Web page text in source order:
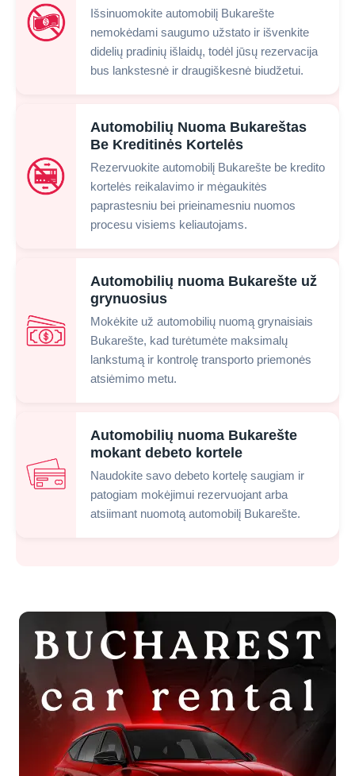
Išsinuomokite automobilį Bukarešte
nemokėdami saugumo užstato ir išvenkite
didelių pradinių išlaidų, todėl jūsų rezervacija
bus lankstesnė ir draugiškesnė biudžetui.
Automobilių Nuoma Bukareštas
Be Kreditinės Kortelės
Rezervuokite automobilį Bukarešte be kredito
kortelės reikalavimo ir mėgaukitės
paprastesniu bei prieinamesniu nuomos
procesu visiems keliautojams.
Automobilių nuoma Bukarešte už
grynuosius
Mokėkite už automobilių nuomą grynaisiais
Bukarešte, kad turėtumėte maksimalų
lankstumą ir kontrolę transporto priemonės
atsiėmimo metu.
Automobilių nuoma Bukarešte
mokant debeto kortele
Naudokite savo debeto kortelę saugiam ir
patogiam mokėjimui rezervuojant arba
atsiimant nuomotą automobilį Bukarešte.